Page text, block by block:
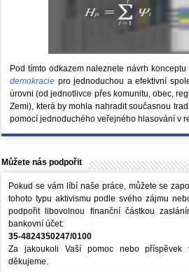
Pod tímto odkazem naleznete návrh konceptu
demokracie pro jednoduchou a efektivní
úrovni (od jednotlivce přes komunitu, obec,
Zemi), která by mohla nahradit současnou
pomocí jednoduchého veřejného hlasování v
Můžete nás podpořit
Pokud se vám líbí naše práce, můžete se
tohoto typu aktivismu podle svého zájmu
podpořit libovolnou finanční částkou
bankovní účet:
35-4824350247/0100
Za jakoukoli Vaší pomoc nebo příspěvek
děkujeme.